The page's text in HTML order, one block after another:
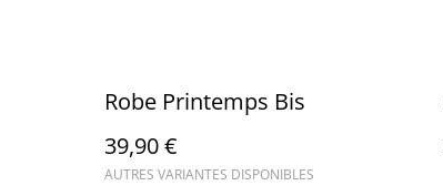
Robe Printemps Bis
39,90 €
AUTRES VARIANTES DISPONIBLES